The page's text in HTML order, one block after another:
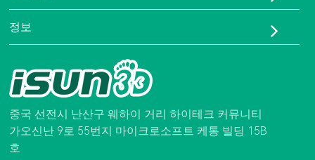
자주 묻는 질문
정보
0755-86581960
이메일:
Isun3d01@brightcn.net
중국 선전시 난산구 웨하이 거리 하이테크 커뮤니티
가오신난 9로 55번지 마이크로소프트 케통 빌딩 15B
호